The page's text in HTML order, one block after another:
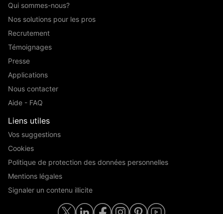
Qui sommes-nous?
Nos solutions pour les pros
Recrutement
Témoignages
Presse
Applications
Nous contacter
Aide - FAQ
Liens utiles
Vos suggestions
Cookies
Politique de protection des données personnelles
Mentions légales
Signaler un contenu illicite